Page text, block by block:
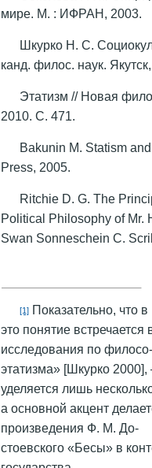
мире. М. : ИФРАН, 2003.
Шкурко Н. С.
канд. филос. наук.
Этатизм // Новая
2010. С. 471.
Bakunin M. Statism
Press, 2005.
Ritchie D. G. The
Political Philosophy of Mr.
Swan Sonneschein C.
[1] Показательно, что
это понятие
исследования по
этатизма» [Шкурко 2000],
уделяется лишь
а основной акцент
произведения Ф. М. До-
стоевского «Бесы» в